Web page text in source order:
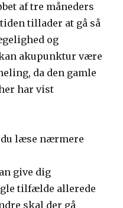
af tre måneders
tillader at gå så
og
akupunktur være
da den gamle
har vist
læse nærmere
give dig
tilfælde allerede
skal der gå